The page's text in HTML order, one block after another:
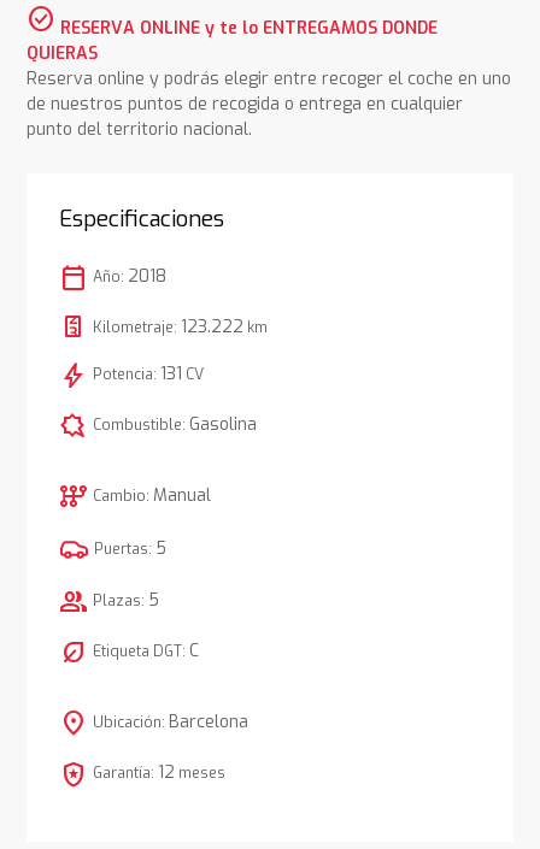
check_circle RESERVA ONLINE y te lo ENTREGAMOS DONDE
QUIERAS
Reserva online y podrás elegir entre recoger el coche en uno
de nuestros puntos de recogida o entrega en cualquier
punto del territorio nacional.
Especificaciones
calendar_today Año: 2018
Kilometraje: 123.222 km
bolt Potencia: 131 CV
comic_bubble Combustible: Gasolina
auto_transmission Cambio: Manual
Puertas: 5
group Plazas: 5
nest_eco_leaf Etiqueta DGT: C
location_on Ubicación: Barcelona
local_police Garantía: 12 meses